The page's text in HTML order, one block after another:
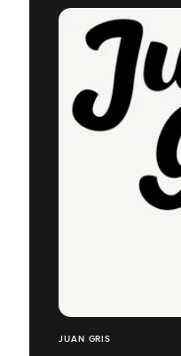
JUAN GRIS